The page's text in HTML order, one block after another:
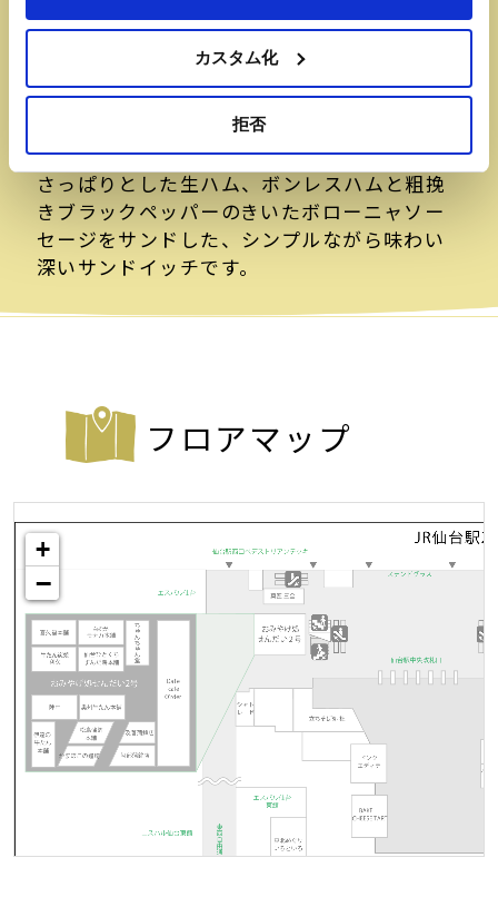
カスタム化
拒否
【ドトールコーヒーショップ仙台駅店】
さっぱりとした生ハム、ボンレスハムと粗挽
きブラックペッパーのきいたボローニャソー
セージをサンドした、シンプルながら味わい
深いサンドイッチです。
フロアマップ